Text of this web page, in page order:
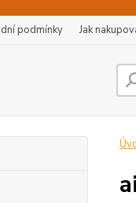
podmínky Jak